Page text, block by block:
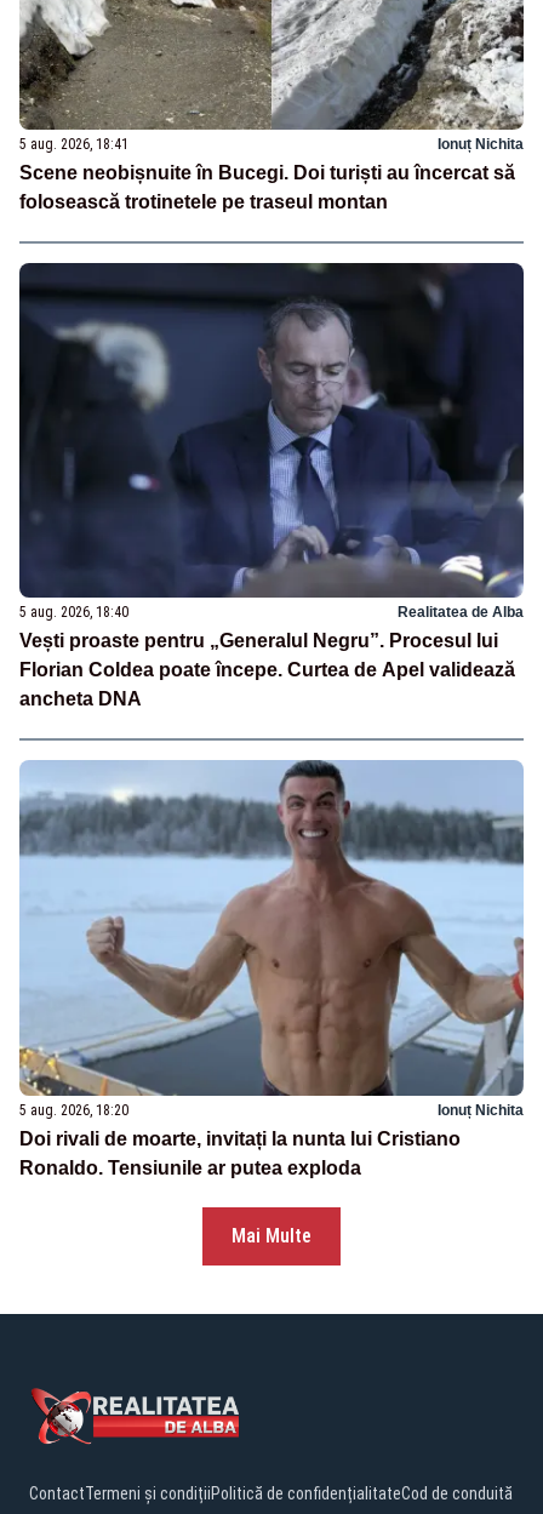
5 aug. 2026, 18:41 Ionuț Nichita
Scene neobișnuite în Bucegi. Doi turiști au încercat să
folosească trotinetele pe traseul montan
5 aug. 2026, 18:40 Realitatea de Alba
Vești proaste pentru „Generalul Negru”. Procesul lui
Florian Coldea poate începe. Curtea de Apel validează
ancheta DNA
5 aug. 2026, 18:20 Ionuț Nichita
Doi rivali de moarte, invitați la nunta lui Cristiano
Ronaldo. Tensiunile ar putea exploda
Mai Multe
ContactTermeni și condițiiPolitică de confidențialitateCod de conduită